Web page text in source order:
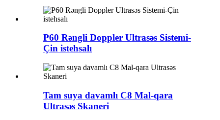
P60 Rəngli Doppler Ultrasəs Sistemi-
Çin istehsalı
Tam suya davamlı C8 Mal-qara
Ultrasəs Skaneri